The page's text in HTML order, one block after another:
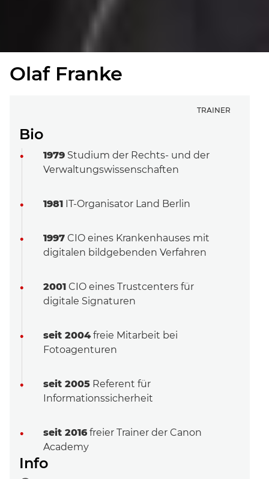
Olaf Franke
TRAINER
Bio
1979 Studium der Rechts- und der
Verwaltungswissenschaften
1981 IT-Organisator Land Berlin
1997 CIO eines Krankenhauses mit
digitalen bildgebenden Verfahren
2001 CIO eines Trustcenters für
digitale Signaturen
seit 2004 freie Mitarbeit bei
Fotoagenturen
seit 2005 Referent für
Informationssicherheit
seit 2016 freier Trainer der Canon
Academy
Info